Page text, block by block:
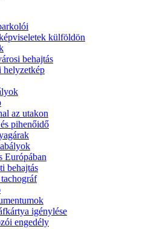
külföldön
behajtás
helyzetkép
az utakon
pihenőidő
Európában
behajtás
igénylése
engedély